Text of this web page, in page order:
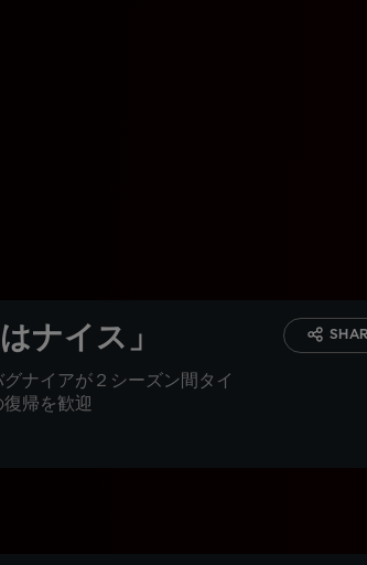
ナイス」
ナイアが２シーズン間タイ
帰を歓迎